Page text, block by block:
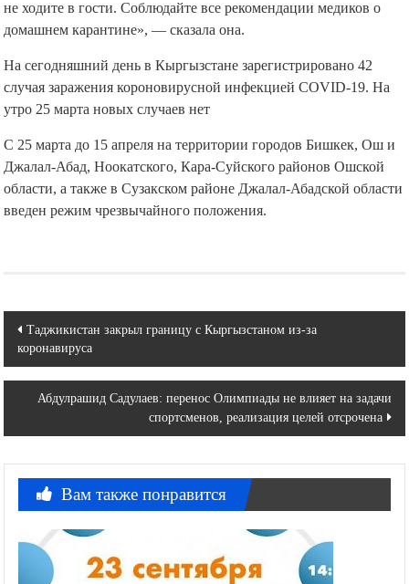
не ходите в гости. Соблюдайте все рекомендации медиков о
домашнем карантине», — сказала она.
На сегодняшний день в Кыргызстане зарегистрировано 42
случая заражения короновирусной инфекцией COVID-19. На
утро 25 марта новых случаев нет
С 25 марта до 15 апреля на территории городов Бишкек, Ош и
Джалал-Абад, Ноокатского, Кара-Суйского районов Ошской
области, а также в Сузакском районе Джалал-Абадской области
введен режим чрезвычайного положения.
Навигация
по
записям
Таджикистан закрыл границу с Кыргызстаном из-за
коронавируса
Абдулрашид Садулаев: перенос Олимпиады не влияет на задачи
спортсменов, реализация целей отсрочена
Вам также понравится